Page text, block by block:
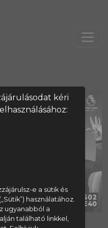
kéri
e a sütik és
használatához.
ugyanabból a
található linkkel,